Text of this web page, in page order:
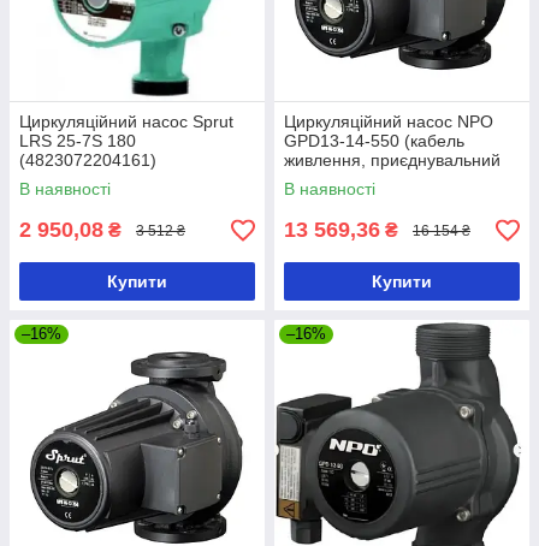
Циркуляційний насос Sprut
LRS 25-7S 180
(4823072204161)
В наявності
2 950,08 ₴ 3 512 ₴
Купити
Циркуляційний насос NPO
GPD13-14-550 (кабель
живлення, приєднувальний
комплект) — 4823121301964
В наявності
13 569,36 ₴ 16 154 ₴
Купити
–16% –16%